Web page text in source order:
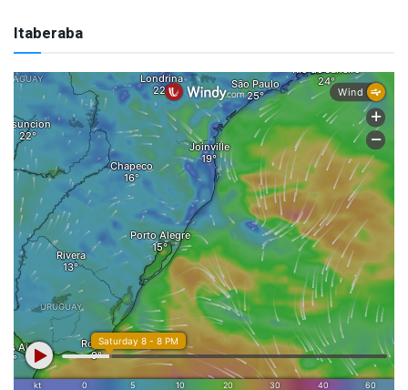
Itaberaba